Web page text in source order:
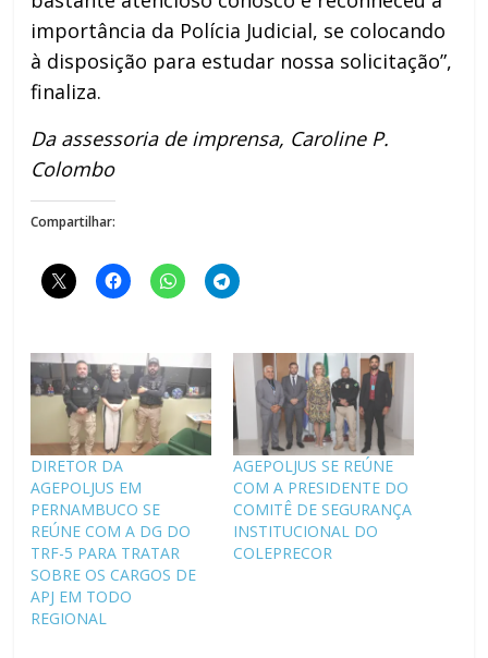
importância da Polícia Judicial, se colocando
à disposição para estudar nossa solicitação”,
finaliza.
Da assessoria de imprensa, Caroline P.
Colombo
Compartilhar:
DIRETOR DA
AGEPOLJUS EM
PERNAMBUCO SE
REÚNE COM A DG DO
TRF-5 PARA TRATAR
SOBRE OS CARGOS DE
APJ EM TODO
REGIONAL
AGEPOLJUS SE REÚNE
COM A PRESIDENTE DO
COMITÊ DE SEGURANÇA
INSTITUCIONAL DO
COLEPRECOR